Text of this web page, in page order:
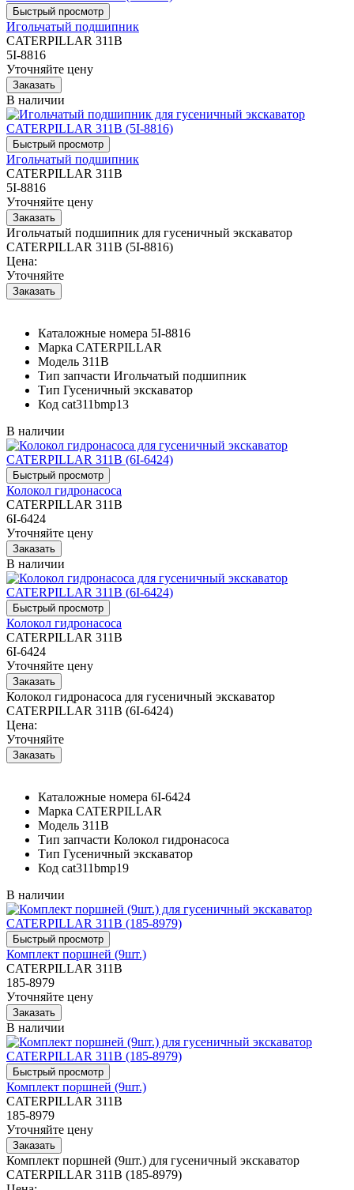
Игольчатый подшипник
CATERPILLAR 311B
5I-8816
Уточняйте цену
В наличии
Игольчатый подшипник
CATERPILLAR 311B
5I-8816
Уточняйте цену
Игольчатый подшипник для гусеничный экскаватор
CATERPILLAR 311B (5I-8816)
Цена:
Уточняйте
Каталожные номера 5I-8816
Марка CATERPILLAR
Модель 311B
Тип запчасти Игольчатый подшипник
Тип Гусеничный экскаватор
Код cat311bmp13
В наличии
Колокол гидронасоса
CATERPILLAR 311B
6I-6424
Уточняйте цену
В наличии
Колокол гидронасоса
CATERPILLAR 311B
6I-6424
Уточняйте цену
Колокол гидронасоса для гусеничный экскаватор
CATERPILLAR 311B (6I-6424)
Цена:
Уточняйте
Каталожные номера 6I-6424
Марка CATERPILLAR
Модель 311B
Тип запчасти Колокол гидронасоса
Тип Гусеничный экскаватор
Код cat311bmp19
В наличии
Комплект поршней (9шт.)
CATERPILLAR 311B
185-8979
Уточняйте цену
В наличии
Комплект поршней (9шт.)
CATERPILLAR 311B
185-8979
Уточняйте цену
Комплект поршней (9шт.) для гусеничный экскаватор
CATERPILLAR 311B (185-8979)